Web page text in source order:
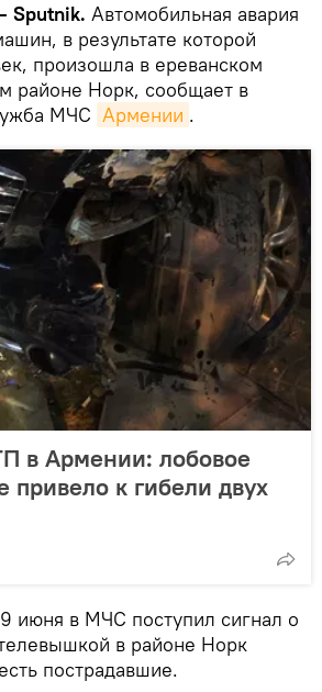
Sputnik. Автомобильная авария
в результате которой
произошла в ереванском
районе Норк, сообщает в
МЧС Армении .
в Армении: лобовое
привело к гибели двух
июня в МЧС поступил сигнал о
в районе Норк
пострадавшие.